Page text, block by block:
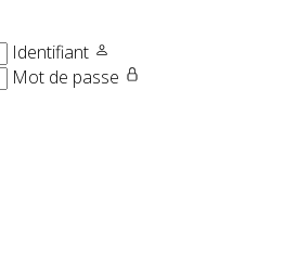
Identifiant
Mot de passe